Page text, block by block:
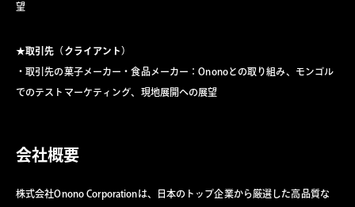
望
★取引先（クライアント）
・取引先の菓子メーカー・食品メーカー：Ononoとの取り組み、モンゴル
でのテストマーケティング、現地展開への展望
会社概要
株式会社Onono Corporationは、日本のトップ企業から厳選した高品質な